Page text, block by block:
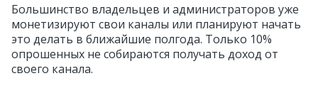
Большинство владельцев и администраторов уже
монетизируют свои каналы или планируют начать
это делать в ближайшие полгода. Только 10%
опрошенных не собираются получать доход от
своего канала.